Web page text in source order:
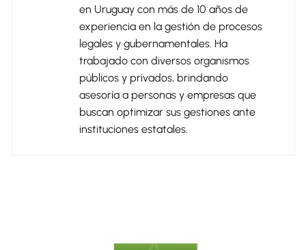
en Uruguay con más de 10 años de
experiencia en la gestión de procesos
legales y gubernamentales. Ha
trabajado con diversos organismos
públicos y privados, brindando
asesoría a personas y empresas que
buscan optimizar sus gestiones ante
instituciones estatales.